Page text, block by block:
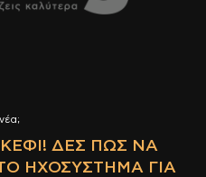
ΔΕΣ ΠΏΣ ΝΑ
ΗΧΟΣΎΣΤΗΜΑ ΓΙΑ